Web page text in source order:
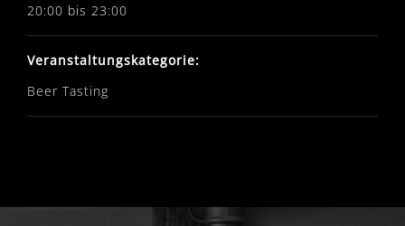
20:00 bis 23:00
Veranstaltungskategorie:
Beer Tasting